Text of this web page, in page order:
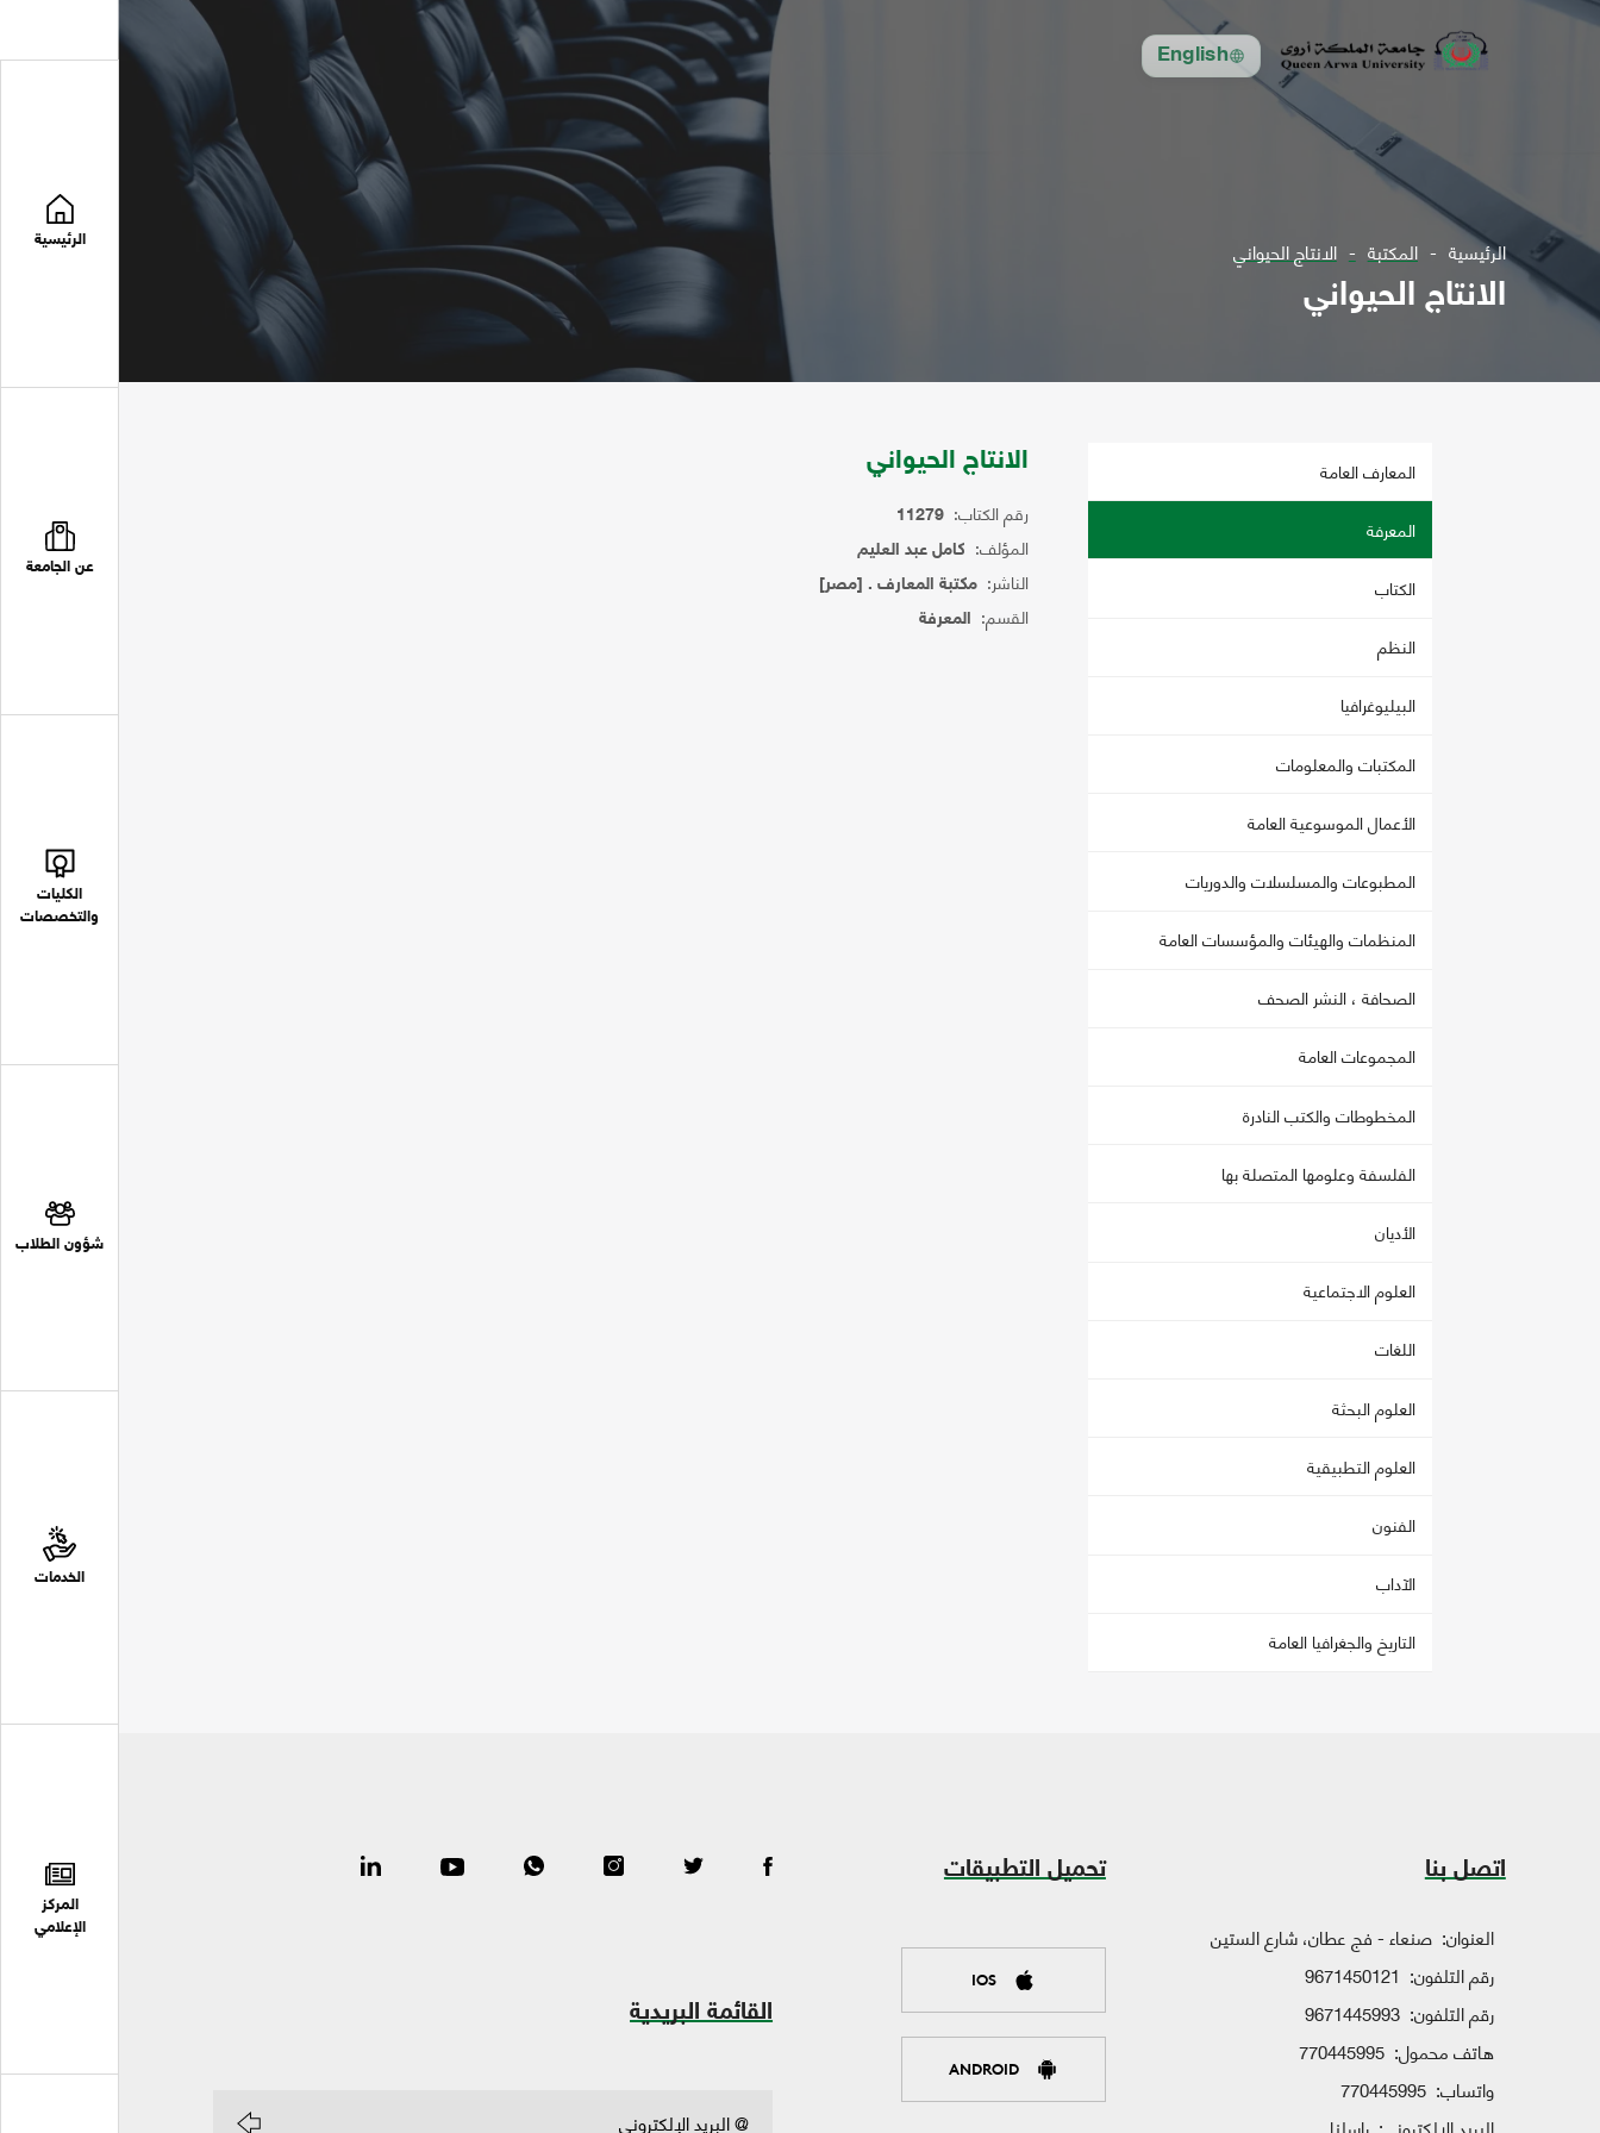
English
الرئيسية
عن الجامعة
الكليات
والتخصصات
شؤون الطلاب
الخدمات
المركز
الإعلامي
الرئيسية المكتبة الانتاج الحيواني
الانتاج الحيواني
المعارف العامة
المعرفة
الكتاب
النظم
البيليوغرافيا
المكتبات والمعلومات
الأعمال الموسوعية العامة
المطبوعات والمسلسلات والدوريات
المنظمات والهيئات والمؤسسات العامة
الصحافة ، النشر الصحف
المجموعات العامة
المخطوطات والكتب النادرة
الفلسفة وعلومها المتصلة بها
الأديان
العلوم الاجتماعية
اللغات
العلوم البحثة
العلوم التطبيقية
الفنون
الآداب
التاريخ والجغرافيا العامة
الانتاج الحيواني
رقم الكتاب: 11279
المؤلف: كامل عبد العليم
الناشر: مكتبة المعارف . [مصر]
القسم: المعرفة
اتصل بنا
العنوان: صنعاء - فج عطان، شارع الستين
رقم التلفون: 9671450121
رقم التلفون: 9671445993
هاتف محمول: 770445995
واتساب: 770445995
تحميل التطبيقات
IOS
ANDROID
القائمة البريدية